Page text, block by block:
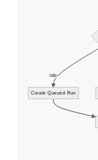
Idle
Create Queued Run